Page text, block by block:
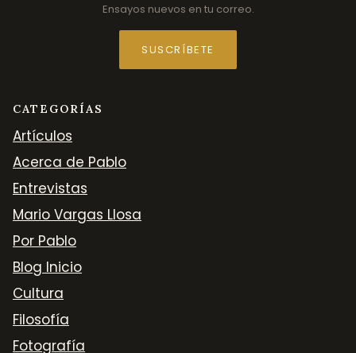
Ensayos nuevos en tu correo.
SUSCRÍBETE
CATEGORÍAS
Artículos
Acerca de Pablo
Entrevistas
Mario Vargas Llosa
Por Pablo
Blog Inicio
Cultura
Filosofía
Fotografía